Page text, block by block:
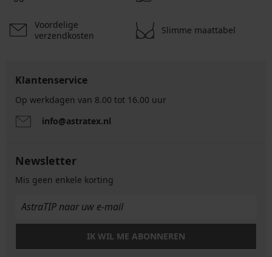
Voordelige
verzendkosten
Slimme maattabel
Klantenservice
Op werkdagen van 8.00 tot 16.00 uur
info@astratex.nl
Newsletter
Mis geen enkele korting
IK WIL ME ABONNEREN